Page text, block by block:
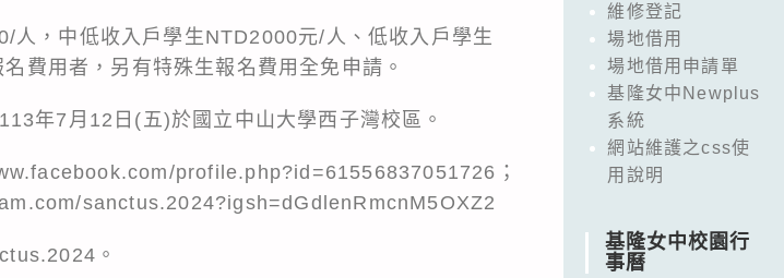
，中低收入戶學生NTD2000元/人、低收入戶學生
費用者，另有特殊生報名費用全免申請。
年7月12日(五)於國立中山大學西子灣校區。
profile.php?id=61556837051726；
sanctus.2024?igsh=dGdlenRmcnM5OXZ2
。
維修登記
場地借用
場地借用申請單
基隆女中Newplus
系統
網站維護之css使
用說明
基隆女中校園行
事曆